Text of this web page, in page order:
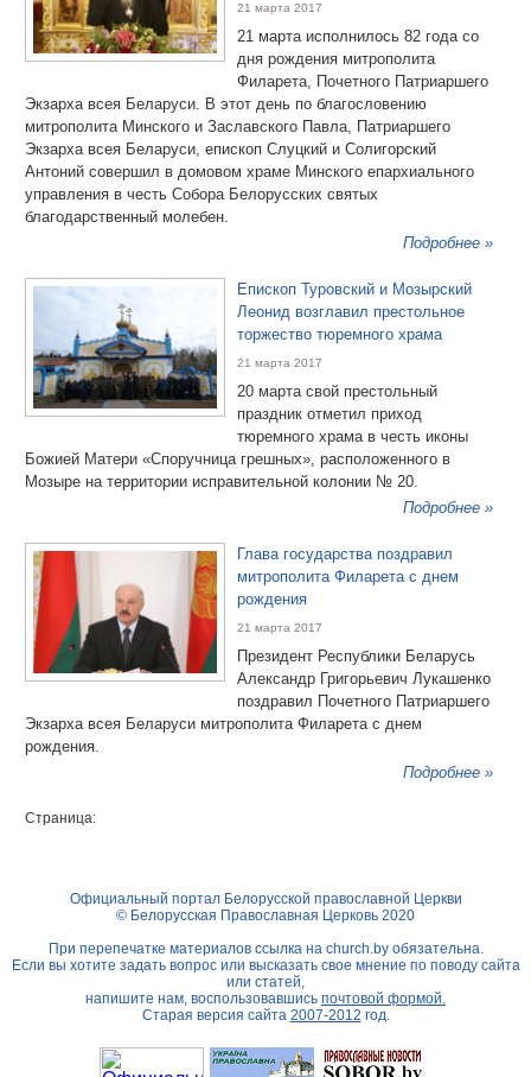
21 марта 2017
21 марта исполнилось 82 года со
дня рождения митрополита
Филарета, Почетного Патриаршего
Экзарха всея Беларуси. В этот день по благословению
митрополита Минского и Заславского Павла, Патриаршего
Экзарха всея Беларуси, епископ Слуцкий и Солигорский
Антоний совершил в домовом храме Минского епархиального
управления в честь Собора Белорусских святых
благодарственный молебен.
Подробнее »
Епископ Туровский и Мозырский
Леонид возглавил престольное
торжество тюремного храма
21 марта 2017
20 марта свой престольный
праздник отметил приход
тюремного храма в честь иконы
Божией Матери «Споручница грешных», расположенного в
Мозыре на территории исправительной колонии № 20.
Подробнее »
Глава государства поздравил
митрополита Филарета с днем
рождения
21 марта 2017
Президент Республики Беларусь
Александр Григорьевич Лукашенко
поздравил Почетного Патриаршего
Экзарха всея Беларуси митрополита Филарета с днем
рождения.
Подробнее »
Страница:
Официальный портал Белорусской православной Церкви
© Белорусская Православная Церковь 2020
При перепечатке материалов ссылка на church.byобязательна.
Если вы хотите задать вопрос или высказать свое мнение по поводу сайта
или статей,
напишите нам, воспользовавшись почтовой формой.
Старая версия сайта 2007-2012 год.